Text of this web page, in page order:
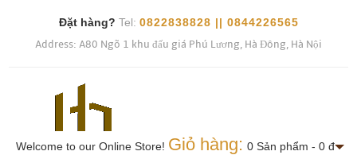
Đặt hàng? Tel: 0822838828 || 0844226565
Address: A80 Ngõ 1 khu đấu giá Phú Lương, Hà Đông, Hà Nội
Welcome to our Online Store! Giỏ hàng: 0 Sản phẩm - 0 đ